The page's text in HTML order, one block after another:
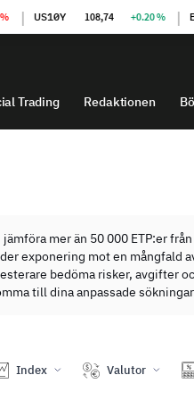
US10Y 108,74 +0.20 % |
Trading Redaktionen
mer än 50 000 ETP:er
exponering mot en mångfald
bedöma risker, avgifter
till dina anpassade
Index Valutor